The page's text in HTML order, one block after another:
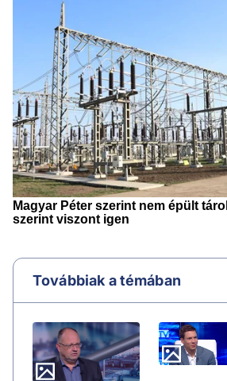
Továbbiak a témában